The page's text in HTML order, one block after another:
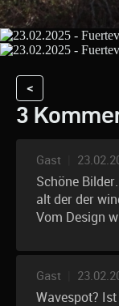
<
3
Gast
Schöne
alt der der
Vom Design
Gast
Wavespot?